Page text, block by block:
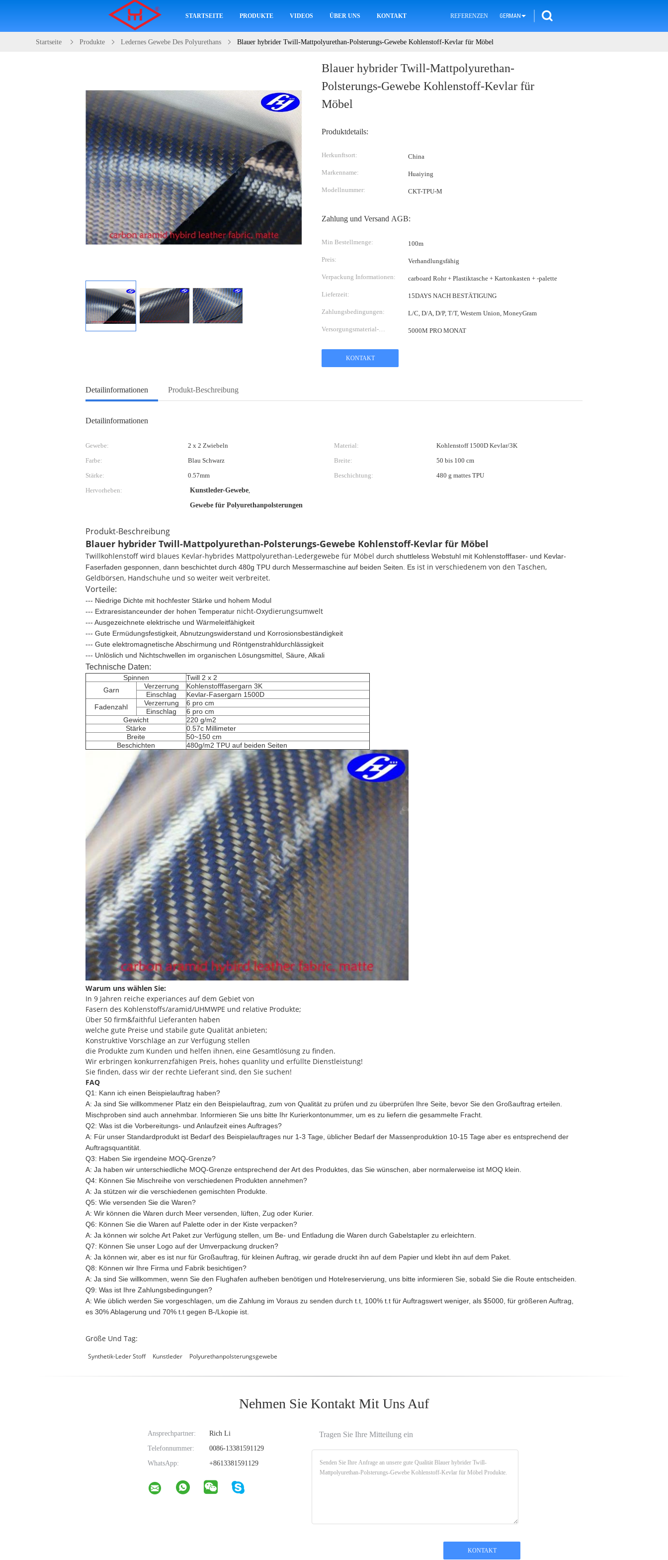
STARTSEITE PRODUKTE VIDEOS ÜBER UNS KONTAKT REFERENZEN GERMAN
Startseite Produkte Ledernes Gewebe Des Polyurethans Blauer hybrider Twill-Mattpolyurethan-Polsterungs-Gewebe Kohlenstoff-Kevlar für Möbel
Blauer hybrider Twill-Mattpolyurethan-
Polsterungs-Gewebe Kohlenstoff-Kevlar für
Möbel
Produktdetails:
Herkunftsort: China
Markenname: Huaiying
Modellnummer: CKT-TPU-M
Zahlung und Versand AGB:
Min Bestellmenge: 100m
Preis: Verhandlungsfähig
Verpackung Informationen: carboard Rohr + Plastiktasche + Kartonkasten + -palette
Lieferzeit: 15DAYS NACH BESTÄTIGUNG
Zahlungsbedingungen: L/C, D/A, D/P, T/T, Western Union, MoneyGram
Versorgungsmaterial-
5000M PRO MONAT
KONTAKT
Detailinformationen Produkt-Beschreibung
Detailinformationen
Gewebe: 2 x 2 Zwiebeln Material:
Kohlenstoff 1500D Kevlar/3K
Farbe:
Blau Schwarz Breite:
50 bis 100 cm
Stärke:
0.57mm Beschichtung:
480 g mattes TPU
Hervorheben:
Kunstleder-Gewebe,
Gewebe für Polyurethanpolsterungen
Produkt-Beschreibung
Blauer hybrider Twill-Mattpolyurethan-Polsterungs-Gewebe Kohlenstoff-Kevlar für Möbel
Twillkohlenstoff wird blaues Kevlar-hybrides Mattpolyurethan-Ledergewebe für Möbel durch shuttleless Webstuhl mit Kohlenstofffaser- und Kevlar-
Faserfaden gesponnen, dann beschichtet durch 480g TPU durch Messermaschine auf beiden Seiten. Es ist in verschiedenem von den Taschen,
Geldbörsen, Handschuhe und so weiter weit verbreitet.
Vorteile:
--- Niedrige Dichte mit hochfester Stärke und hohem Modul
--- Extraresistanceunder der hohen Temperatur nicht-Oxydierungsumwelt
--- Ausgezeichnete elektrische und Wärmeleitfähigkeit
--- Gute Ermüdungsfestigkeit, Abnutzungswiderstand und Korrosionsbeständigkeit
--- Gute elektromagnetische Abschirmung und Röntgenstrahldurchlässigkeit
--- Unlöslich und Nichtschwellen im organischen Lösungsmittel, Säure , Alkali
Technische Daten:
Spinnen
Twill 2 x 2
Garn
Verzerrung
Kohlenstofffasergarn 3K
Einschlag
Kevlar-Fasergarn 1500D
Fadenzahl
Verzerrung
6 pro cm
Einschlag
6 pro cm
Gewicht
220 g/m2
Stärke
0.57c Millimeter
Breite
50~150 cm
Beschichten
480g/m2 TPU auf beiden Seiten
Warum uns wählen Sie:
In 9 Jahren reiche experiances auf dem Gebiet von
Fasern des Kohlenstoffs/aramid/UHMWPE und relative Produkte;
Über 50 firm&faithful Lieferanten haben
welche gute Preise und stabile gute Qualität anbieten;
Konstruktive Vorschläge an zur Verfügung stellen
die Produkte zum Kunden und helfen ihnen, eine Gesamtlösung zu finden.
Wir erbringen konkurrenzfähigen Preis, hohes quanlity und erfüllte Dienstleistung!
Sie finden, dass wir der rechte Lieferant sind, den Sie suchen!
FAQ
Q1: Kann ich einen Beispielauftrag haben?
A: Ja sind Sie willkommener Platz ein den Beispielauftrag, zum von Qualität zu prüfen und zu überprüfen Ihre Seite, bevor Sie den Großauftrag erteilen.
Mischproben sind auch annehmbar. Informieren Sie uns bitte Ihr Kurierkontonummer, um es zu liefern die gesammelte Fracht.
Q2: Was ist die Vorbereitungs- und Anlaufzeit eines Auftrages?
A: Für unser Standardprodukt ist Bedarf des Beispielauftrages nur 1-3 Tage, üblicher Bedarf der Massenproduktion 10-15 Tage aber es entsprechend der
Auftragsquantität.
Q3: Haben Sie irgendeine MOQ-Grenze?
A: Ja haben wir unterschiedliche MOQ-Grenze entsprechend der Art des Produktes, das Sie wünschen, aber normalerweise ist MOQ klein.
Q4: Können Sie Mischreihe von verschiedenen Produkten annehmen?
A: Ja stützen wir die verschiedenen gemischten Produkte.
Q5: Wie versenden Sie die Waren?
A: Wir können die Waren durch Meer versenden, lüften, Zug oder Kurier.
Q6: Können Sie die Waren auf Palette oder in der Kiste verpacken?
A: Ja können wir solche Art Paket zur Verfügung stellen, um Be- und Entladung die Waren durch Gabelstapler zu erleichtern.
Q7: Können Sie unser Logo auf der Umverpackung drucken?
A: Ja können wir, aber es ist nur für Großauftrag, für kleinen Auftrag, wir gerade druckt ihn auf dem Papier und klebt ihn auf dem Paket.
Q8: Können wir Ihre Firma und Fabrik besichtigen?
A: Ja sind Sie willkommen, wenn Sie den Flughafen aufheben benötigen und Hotelreservierung, uns bitte informieren Sie, sobald Sie die Route entscheiden.
Q9: Was ist Ihre Zahlungsbedingungen?
A: Wie üblich werden Sie vorgeschlagen, um die Zahlung im Voraus zu senden durch t.t, 100% t.t für Auftragswert weniger, als $5000, für größeren Auftrag,
es 30% Ablagerung und 70% t.t gegen B-/Lkopie ist.
Größe Und Tag:
Synthetik-Leder Stoff Kunstleder Polyurethanpolsterungsgewebe
Nehmen Sie Kontakt Mit Uns Auf
Ansprechpartner:
Rich Li
Telefonnummer:
0086-13381591129
WhatsApp:
+8613381591129
Tragen Sie Ihre Mitteilung ein